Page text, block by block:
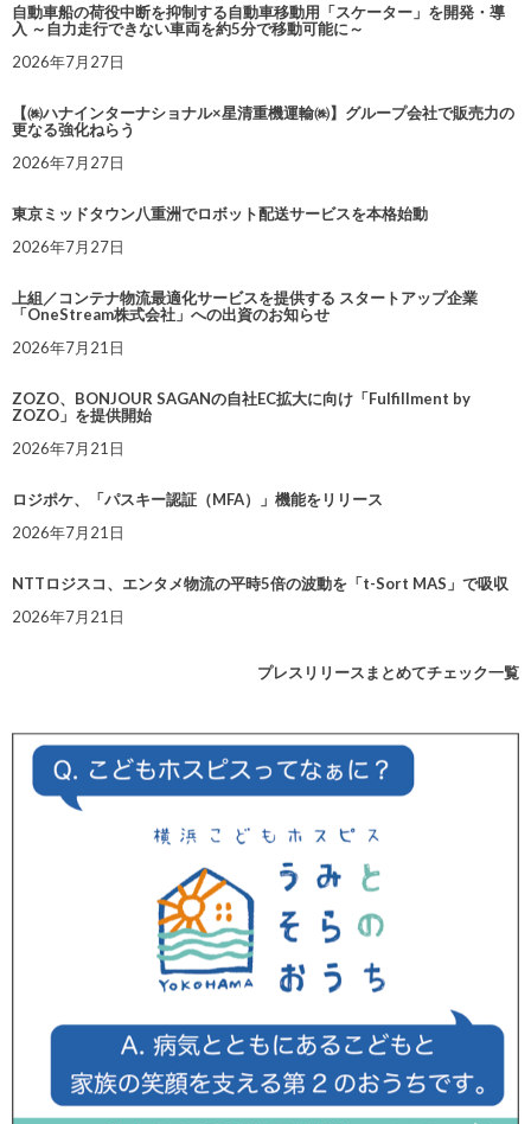
自動車船の荷役中断を抑制する自動車移動用「スケーター」を開発・導
入 ～自力走行できない車両を約5分で移動可能に～
2026年7月27日
【㈱ハナインターナショナル×星清重機運輸㈱】グループ会社で販売力の
更なる強化ねらう
2026年7月27日
東京ミッドタウン八重洲でロボット配送サービスを本格始動
2026年7月27日
上組／コンテナ物流最適化サービスを提供する スタートアップ企業
「OneStream株式会社」への出資のお知らせ
2026年7月21日
ZOZO、BONJOUR SAGANの自社EC拡大に向け「Fulfillment by
ZOZO」を提供開始
2026年7月21日
ロジポケ、「パスキー認証（MFA）」機能をリリース
2026年7月21日
NTTロジスコ、エンタメ物流の平時5倍の波動を「t-Sort MAS」で吸収
2026年7月21日
プレスリリースまとめてチェック一覧